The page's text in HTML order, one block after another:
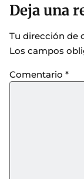
Deja una
Tu dirección de
Los campos
Comentario *